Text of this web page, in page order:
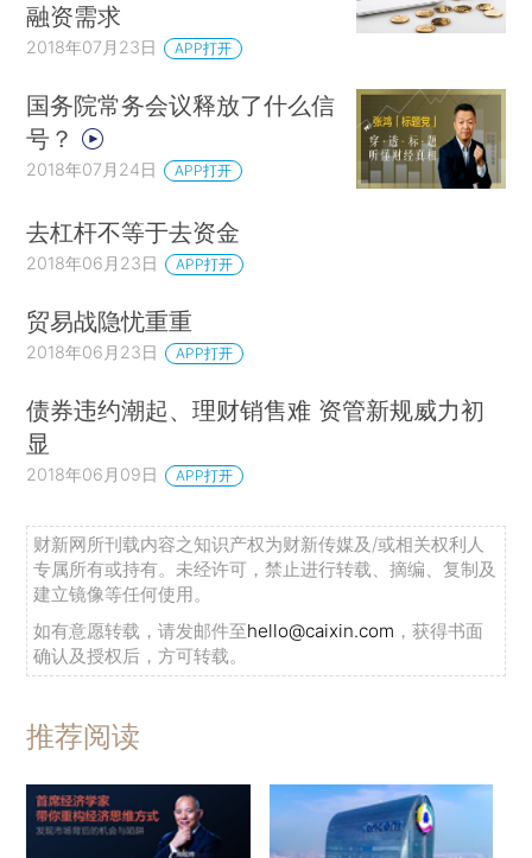
融资需求
2018年07月23日 APP打开
国务院常务会议释放了什么信
号？
2018年07月24日 APP打开
去杠杆不等于去资金
2018年06月23日 APP打开
贸易战隐忧重重
2018年06月23日 APP打开
债券违约潮起、理财销售难 资管新规威力初
显
2018年06月09日 APP打开
财新网所刊载内容之知识产权为财新传媒及/或相关权利人
专属所有或持有。未经许可，禁止进行转载、摘编、复制及
建立镜像等任何使用。
如有意愿转载，请发邮件至hello@caixin.com ，获得书面
确认及授权后，方可转载。
推荐阅读